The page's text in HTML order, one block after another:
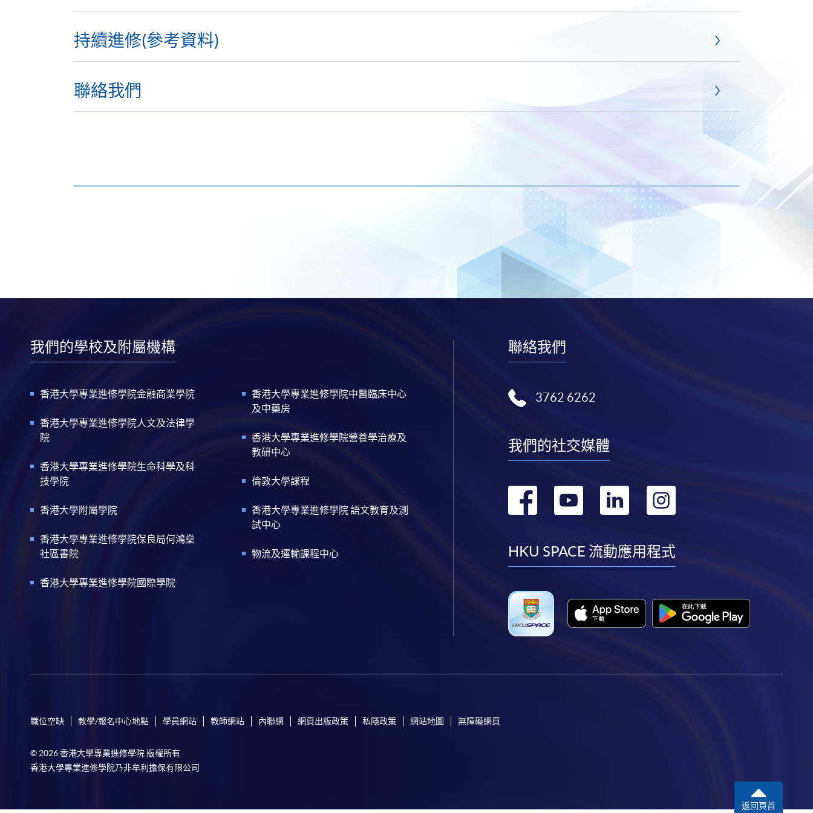
持續進修(參考資料)
聯絡我們
我們的學校及附屬機構
香港大學專業進修學院金融商業學院
香港大學專業進修學院人文及法律學
院
香港大學專業進修學院生命科學及科
技學院
香港大學附屬學院
香港大學專業進修學院保良局何鴻燊
社區書院
香港大學專業進修學院國際學院
香港大學專業進修學院中醫臨床中心
及中藥房
香港大學專業進修學院營養學治療及
教研中心
倫敦大學課程
香港大學專業進修學院 語文教育及測
試中心
物流及運輸課程中心
聯絡我們
3762 6262
我們的社交媒體
轉
facebook
轉
youtube
轉
linkedin
轉
instagram
HKU SPACE 流動應用程式
職位空缺 教學/報名中心地點 學員網站 教師網站 內聯網 網頁出版政策 私隱政策 網站地圖 無障礙網頁
© 2026 香港大學專業進修學院 版權所有
香港大學專業進修學院乃非牟利擔保有限公司
返回頁首